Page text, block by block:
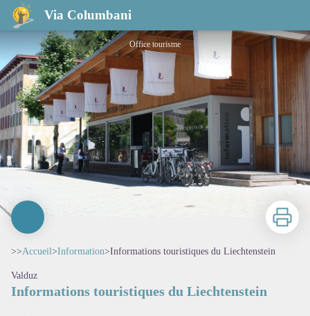
Via Columbani
Informations touristiques du Liechtenstein
Office tourisme
Imprimer
>>Accueil>Information>Informations touristiques du Liechtenstein
Valduz
Informations touristiques du Liechtenstein